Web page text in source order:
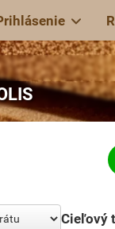
Cieľový